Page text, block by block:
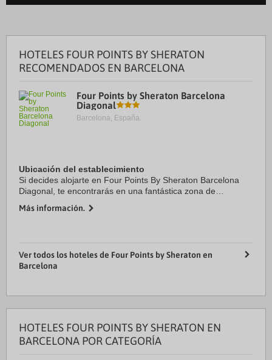
HOTELES FOUR POINTS BY SHERATON
RECOMENDADOS EN BARCELONA
Four Points by Sheraton Barcelona
Diagonal
Barcelona, España.
Ubicación del establecimiento
Si decides alojarte en Four Points By Sheraton Barcelona
Diagonal, te encontrarás en una fantástica zona de
del Poblenou y a apenas 10 min a pie de ...
Más información.
Ver todos los hoteles de Four Points by Sheraton en
Barcelona
HOTELES FOUR POINTS BY SHERATON EN
BARCELONA POR CATEGORÍA